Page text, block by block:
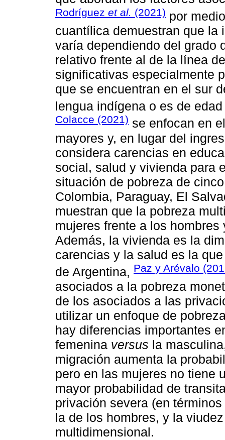
Rodríguez et al. (2021) por
cuantílica demuestran que la
varía dependiendo del grado
relativo frente al de la línea
significativas especialmente
que se encuentran en el sur
lengua indígena o es de
Colacce (2021) se enfocan en
mayores y, en lugar del
considera carencias en
social, salud y vivienda para
situación de pobreza de
Colombia, Paraguay, El
muestran que la pobreza
mujeres frente a los
Además, la vivienda es la
carencias y la salud es la
de Argentina, Paz y Arévalo
asociados a la pobreza
de los asociados a las
utilizar un enfoque de
hay diferencias importantes
femenina versus la
migración aumenta la
pero en las mujeres no tiene
mayor probabilidad de
privación severa (en
la de los hombres, y la
multidimensional.